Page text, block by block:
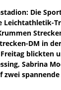
Die
Leichtathletik-
DM in
blickten
Sabrina
zwei